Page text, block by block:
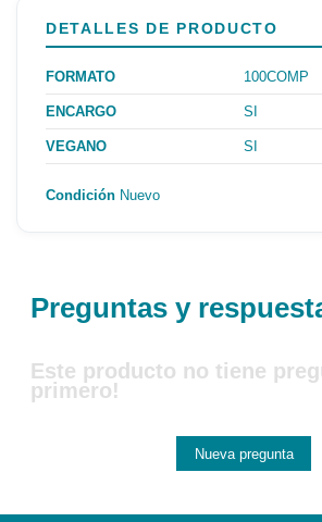
DETALLES DE PRODUCTO
FORMATO 100COMP
ENCARGO SI
VEGANO SI
Condición Nuevo
Preguntas y
Este producto no tiene
primero!
Nueva pregunta